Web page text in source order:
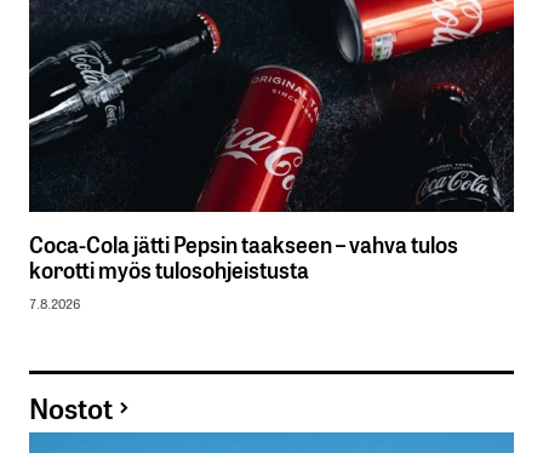
Coca-Cola jätti Pepsin taakseen – vahva tulos
korotti myös tulosohjeistusta
7.8.2026
Nostot